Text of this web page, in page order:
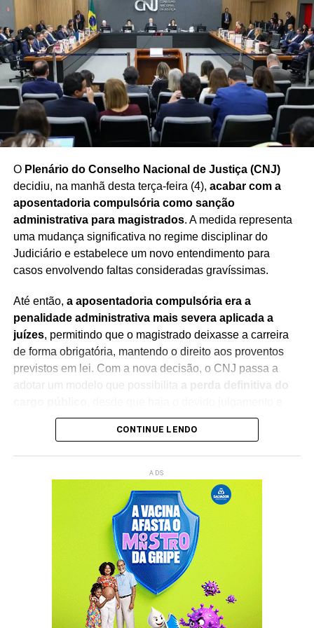
influenciadas por fatores econômicos, sociais, decisões
partidárias e acontecimentos do cenário nacional.
Redação Saiba+
O Plenário do Conselho Nacional de Justiça (CNJ)
decidiu, na manhã desta terça-feira (4), acabar com a
aposentadoria compulsória como sanção
administrativa para magistrados. A medida representa
uma mudança significativa no regime disciplinar do
Judiciário e estabelece um novo entendimento para
casos envolvendo faltas consideradas gravíssimas.
Até então, a aposentadoria compulsória era a
penalidade administrativa mais severa aplicada a
juízes, permitindo que o magistrado deixasse a carreira
de forma obrigatória, mantendo o direito aos proventos
previstos em lei. Com a nova decisão, o CNJ passa a
adotar um modelo que possibilita
a perda definitiva do
observância das regras constitucionais.
Supremo Tribunal Federal (STF). Na abertura dos
trabalhos, o ministro destacou a importância do debate
institucional e ressaltou que a decisão representa um
avanço no aperfeiçoamento dos mecanismos de
responsabilização e integridade no Poder Judiciário.
A nova diretriz fortalece a responsabilização de
magistrados em casos de infrações graves
a busca por maior transparência, credibilidade e
CONTINUE LENDO
ADS